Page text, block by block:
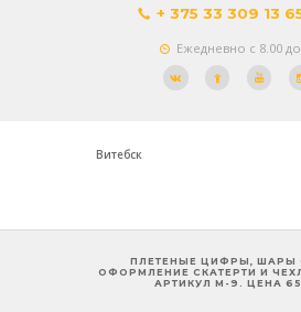
+ 375 33 309 13
Ежедневно с 8.00
Витебск
ПЛЕТЕНЫЕ ЦИФРЫ, ШАРЫ
ОФОРМЛЕНИЕ СКАТЕРТИ И
АРТИКУЛ М-9. ЦЕНА